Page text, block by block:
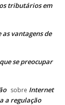
tributários em
vantagens de
se preocupar
sobre Internet
a regulação